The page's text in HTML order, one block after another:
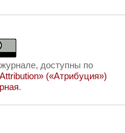
доступны по
(«Атрибуция»)
.